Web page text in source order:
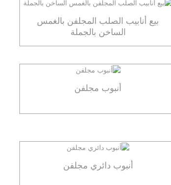
بيع أنابيب الصلب المجلفن بالغمس
الساخن بالجملة
أنبوب مجلفن
أنبوب دائري مجلفن